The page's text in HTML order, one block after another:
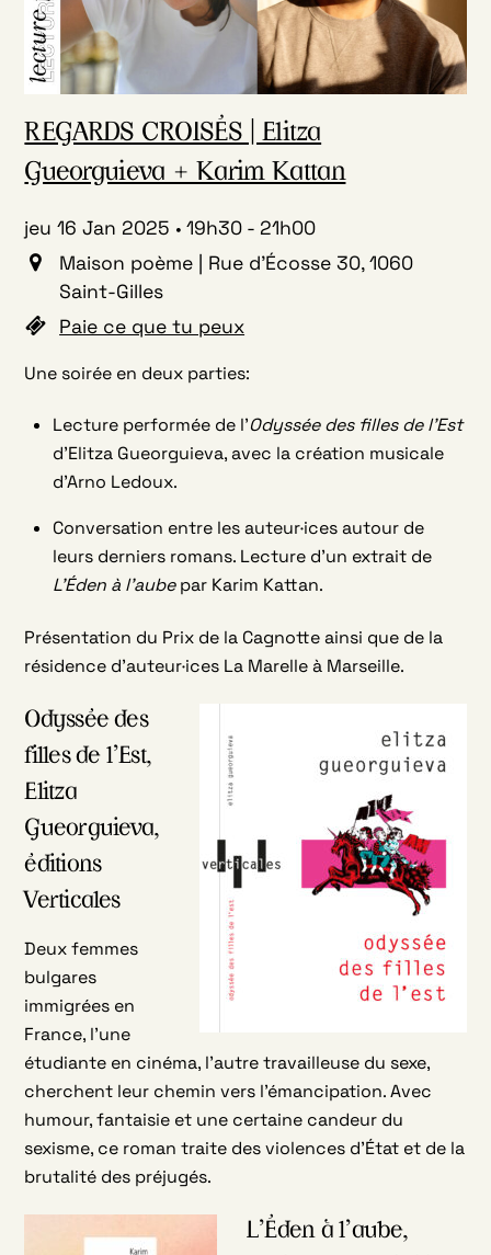
REGARDS CROISÉS | Elitza
Gueorguieva + Karim Kattan
jeu 16 Jan 2025 19h30 - 21h00
Maison poème | Rue d'Écosse 30, 1060
Saint-Gilles
Paie ce que tu peux
Une soirée en deux parties:
Lecture performée de l’Odyssée des filles de l’Est
d’Elitza Gueorguieva, avec la création musicale
d’Arno Ledoux.
Conversation entre les auteur·ices autour de
leurs derniers romans. Lecture d’un extrait de
L’Éden à l’aubepar Karim Kattan.
Présentation du Prix de la Cagnotte ainsi que de la
résidence d’auteur·ices La Marelle à Marseille.
Odyssée des
filles de l’Est,
Elitza
Gueorguieva,
éditions
Verticales
Deux femmes
bulgares
immigrées en
France, l’une
étudiante en cinéma, l’autre travailleuse du sexe,
cherchent leur chemin vers l’émancipation. Avec
humour, fantaisie et une certaine candeur du
sexisme, ce roman traite des violences d’État et de la
brutalité des préjugés.
L’Éden à l’aube,